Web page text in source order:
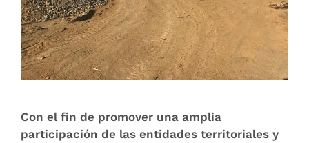
Con el fin de promover una amplia
participación de las entidades territoriales y